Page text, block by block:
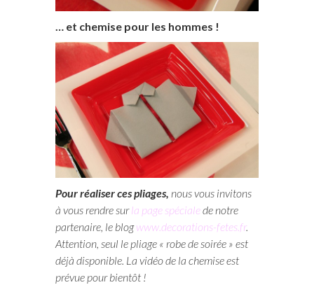
… et chemise pour les hommes !
Pour réaliser ces pliages, nous vous invitons
à vous rendre surla page spécialede notre
partenaire, le blogwww.decorations-fetes.fr.
Attention, seul le pliage « robe de soirée » est
déjà disponible. La vidéo de la chemise est
prévue pour bientôt !